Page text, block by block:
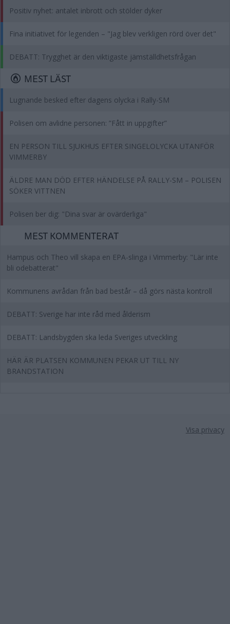
Positiv nyhet: antalet inbrott och stölder dyker
Fina initiativet för legenden – "Jag blev verkligen rörd över det"
DEBATT: Trygghet är den viktigaste jämställdhetsfrågan
MEST LÄST
Lugnande besked efter dagens olycka i Rally-SM
Polisen om avlidne personen: ”Fått in uppgifter”
EN PERSON TILL SJUKHUS EFTER SINGELOLYCKA UTANFÖR
VIMMERBY
ÄLDRE MAN DÖD EFTER HÄNDELSE PÅ RALLY-SM – POLISEN
SÖKER VITTNEN
Polisen ber dig: "Dina svar är ovärderliga"
MEST KOMMENTERAT
Hampus och Theo vill skapa en EPA-slinga i Vimmerby: "Lär inte
bli odebatterat"
Kommunens avrådan från bad består – då görs nästa kontroll
DEBATT: Sverige har inte råd med ålderism
DEBATT: Landsbygden ska leda Sveriges utveckling
HÄR ÄR PLATSEN KOMMUNEN PEKAR UT TILL NY
BRANDSTATION
Visa privacy